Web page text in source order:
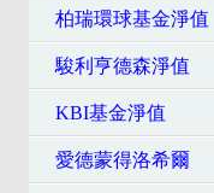
柏瑞環球基金淨值
駿利亨德森淨值
KBI基金淨值
愛德蒙得洛希爾